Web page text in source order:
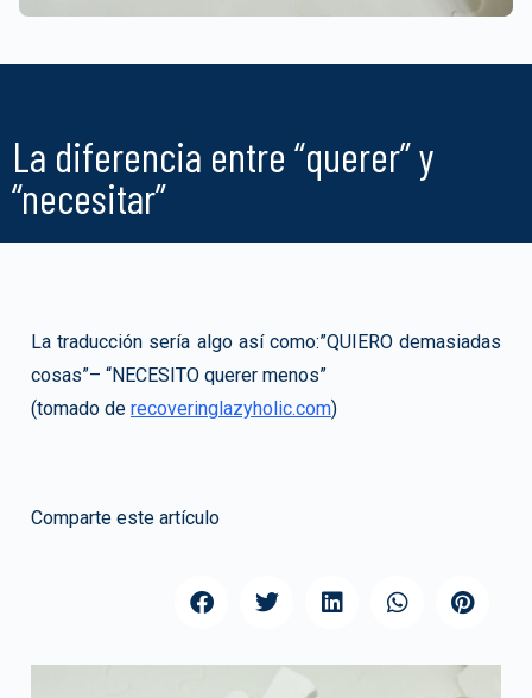
La diferencia entre “querer” y
“necesitar”
La traducción sería algo así como:”QUIERO demasiadas
cosas”– “NECESITO querer menos”
(tomado de recoveringlazyholic.com)
Comparte este artículo